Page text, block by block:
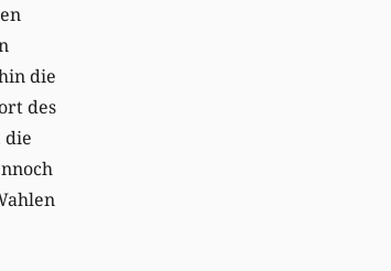
die
des
die